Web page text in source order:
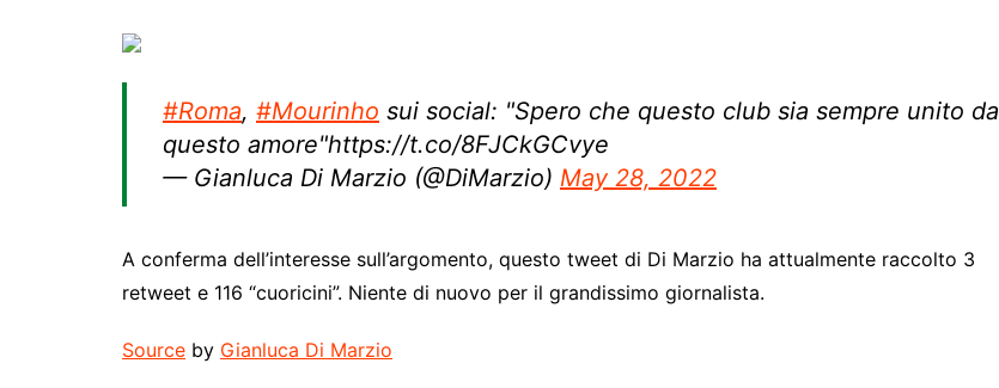
#Roma, #Mourinho sui social: "Spero che questo club sia sempre unito da
questo amore"https://t.co/8FJCkGCvye
— Gianluca Di Marzio (@DiMarzio) May 28, 2022
A conferma dell’interesse sull’argomento, questo tweet di Di Marzio ha attualmente raccolto 3
retweet e 116 “cuoricini”. Niente di nuovo per il grandissimo giornalista.
Source by Gianluca Di Marzio